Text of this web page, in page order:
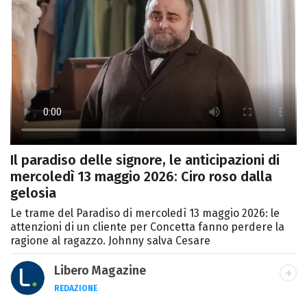
Il paradiso delle signore, le anticipazioni di
mercoledì 13 maggio 2026: Ciro roso dalla
gelosia
Le trame del Paradiso di mercoledì 13 maggio 2026: le
attenzioni di un cliente per Concetta fanno perdere la
ragione al ragazzo. Johnny salva Cesare
Libero Magazine
REDAZIONE